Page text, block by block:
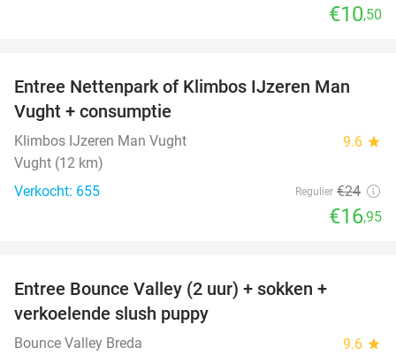
€10,50
29%
Entree Nettenpark of Klimbos IJzeren Man
Vught + consumptie
Klimbos IJzeren Man Vught 9.6 star
Vught (12 km)
Verkocht: 655
Regulier €24
€16,95
Entree Bounce Valley (2 uur) + sokken +
verkoelende slush puppy
Bounce Valley Breda 9.6 star